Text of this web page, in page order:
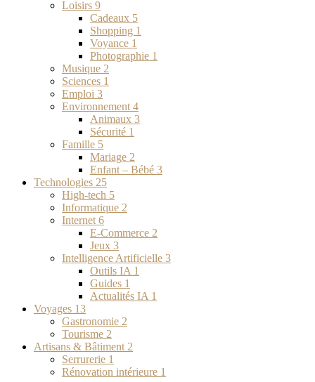
Loisirs 9
Cadeaux 5
Shopping 1
Voyance 1
Photographie 1
Musique 2
Sciences 1
Emploi 3
Environnement 4
Animaux 3
Sécurité 1
Famille 5
Mariage 2
Enfant – Bébé 3
Technologies 25
High-tech 5
Informatique 2
Internet 6
E-Commerce 2
Jeux 3
Intelligence Artificielle 3
Outils IA 1
Guides 1
Actualités IA 1
Voyages 13
Gastronomie 2
Tourisme 2
Artisans & Bâtiment 2
Serrurerie 1
Rénovation intérieure 1